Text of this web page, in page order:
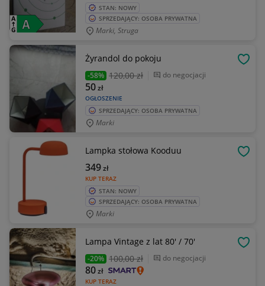
STAN: NOWY
SPRZEDAJĄCY: OSOBA PRYWATNA
Marki, Struga
Żyrandol do pokoju
-58% 120,00 zł do negocjacji
OGŁOSZENIE
50zł
SPRZEDAJĄCY: OSOBA PRYWATNA
Marki
Lampka stołowa Kooduu
KUP TERAZ
349zł
STAN: NOWY
SPRZEDAJĄCY: OSOBA PRYWATNA
Marki
Lampa Vintage z lat 80' / 70'
-20% 100,00 zł do negocjacji
KUP TERAZ
80zł